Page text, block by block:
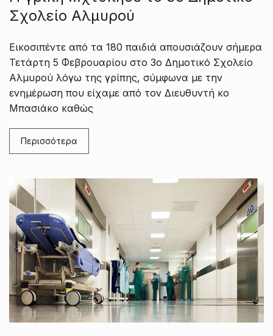
Σχολείο Αλμυρού
Εικοσιπέντε από τα 180 παιδιά απουσιάζουν σήμερα
Τετάρτη 5 Φεβρουαρίου στο 3ο Δημοτικό Σχολείο
Αλμυρού λόγω της γρίπης, σύμφωνα με την
ενημέρωση που είχαμε από τον Διευθυντή κο
Μπασιάκο καθώς
Περισσότερα